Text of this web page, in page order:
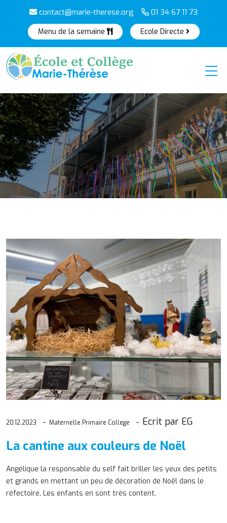
contact@marie-therese.org 01 34 67 11 73
Menu de la semaine Ecole Directe
20.12.2023 Maternelle Primaire College Ecrit par EG
La cantine aux couleurs de Noël
Angélique la responsable du self fait briller les yeux des petits
et grands en mettant un peu de décoration de Noël dans le
réfectoire. Les enfants en sont très content.